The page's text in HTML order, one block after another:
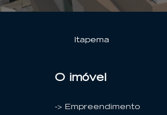
Itapema
O imóvel
-> Empreendimento